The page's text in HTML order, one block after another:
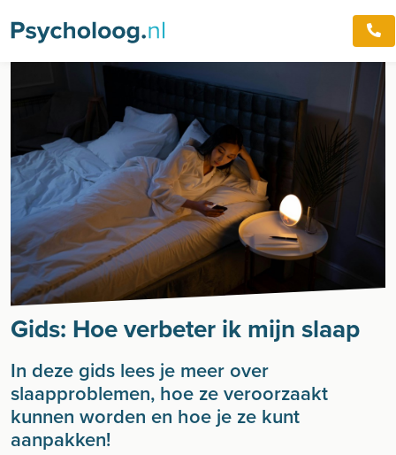
Gids: Hoe verbeter ik mijn slaap
In deze gids lees je meer over
slaapproblemen, hoe ze veroorzaakt
kunnen worden en hoe je ze kunt
aanpakken!